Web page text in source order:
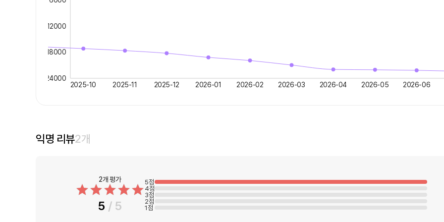
2025-10 2025-11 2025-12 2026-01 2026-02 2026-03 2026-04 2026-05 2026-06
12000
18000
24000
익명 리뷰2개
2개 평가
5 / 5
5점
4점
3점
2점
1점